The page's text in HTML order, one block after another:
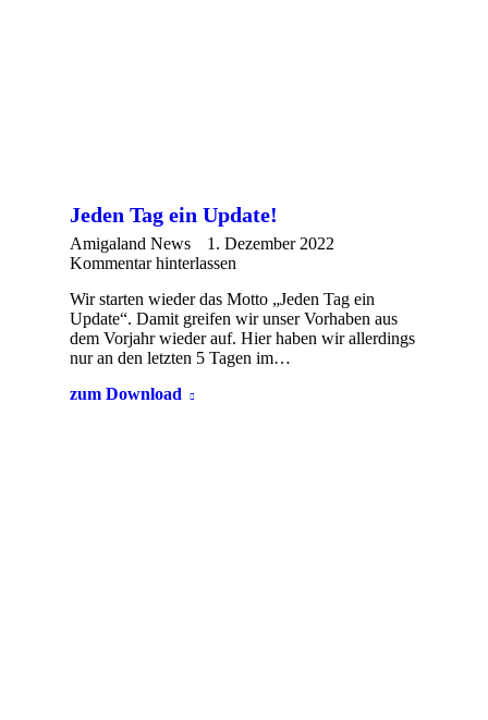
Jeden Tag ein Update!
Amigaland News
1. Dezember 2022
Kommentar hinterlassen
Wir starten wieder das Motto „Jeden Tag ein
Update“. Damit greifen wir unser Vorhaben aus
dem Vorjahr wieder auf. Hier haben wir allerdings
nur an den letzten 5 Tagen im…
zum Download